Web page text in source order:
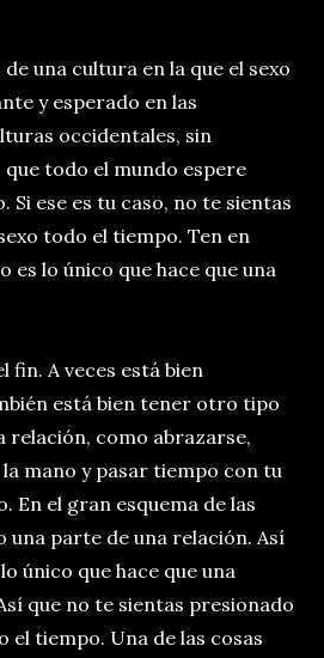
una cultura en la que el sexo
y esperado en las
occidentales, sin
todo el mundo espere
ese es tu caso, no te sientas
todo el tiempo. Ten en
es lo único que hace que una
fin. A veces está bien
está bien tener otro tipo
relación, como abrazarse,
mano y pasar tiempo con tu
En el gran esquema de las
una parte de una relación. Así
único que hace que una
que no te sientas presionado
el tiempo. Una de las cosas